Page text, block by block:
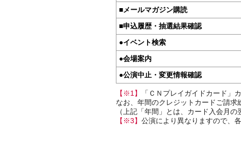
■メールマガジン購読
■申込履歴・抽選結果確認
●イベント検索
●会場案内
●公演中止・変更情報確認
【※1】
「ＣＮプレイガイドカード」
なお、年間のクレジットカードご請求
（上記「年間」とは、カード入会月の
【※3】 公演により異なりますので、